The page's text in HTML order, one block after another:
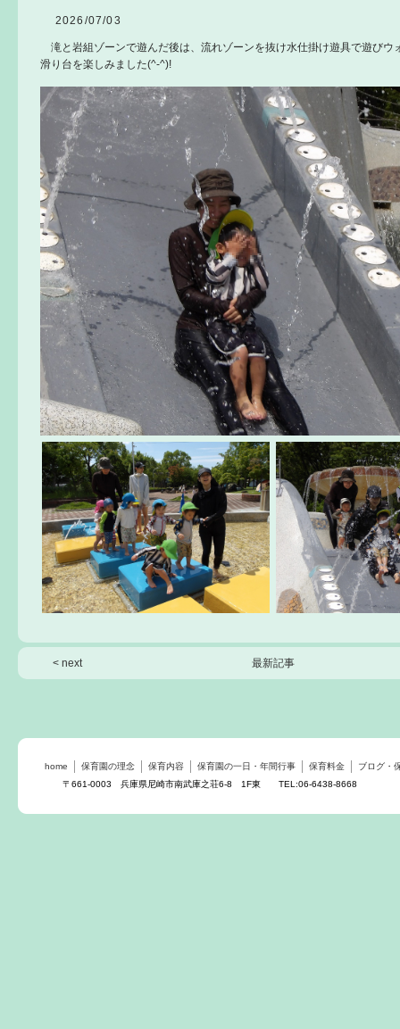
2026/07/03
滝と岩組ゾーンで遊んだ後は、流れゾーンを抜け水仕掛け遊具で遊びウ
滑り台を楽しみました(^-^)!
< next 最新記事
home 保育園の理念 保育内容 保育園の一日・年間行事 保育料金
ブログ・
〒661-0003 兵庫県尼崎市南武庫之荘6-8 1F東 TEL:06-6438-8668